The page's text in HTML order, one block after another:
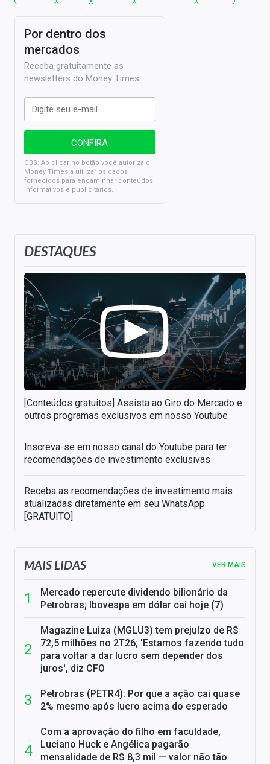
DESTAQUES
[Conteúdos gratuitos] Assista ao Giro do Mercado e
outros programas exclusivos em nosso Youtube
Inscreva-se em nosso canal do Youtube para ter
recomendações de investimento exclusivas
Receba as recomendações de investimento mais
atualizadas diretamente em seu WhatsApp
[GRATUITO]
Por dentro dos
mercados
Receba gratuitamente as
newsletters do Money Times
OBS: Ao clicar no botão você autoriza o
Money Times a utilizar os dados
fornecidos para encaminhar conteúdos
informativos e publicitários.
MAIS LIDAS VER MAIS
Mercado repercute dividendo bilionário da
Petrobras; Ibovespa em dólar cai hoje (7)
Magazine Luiza (MGLU3) tem prejuízo de R$
72,5 milhões no 2T26; 'Estamos fazendo tudo
para voltar a dar lucro sem depender dos
juros', diz CFO
Petrobras (PETR4): Por que a ação cai quase
2% mesmo após lucro acima do esperado
Com a aprovação do filho em faculdade,
Luciano Huck e Angélica pagarão
mensalidade de R$ 8,3 mil — valor não tão